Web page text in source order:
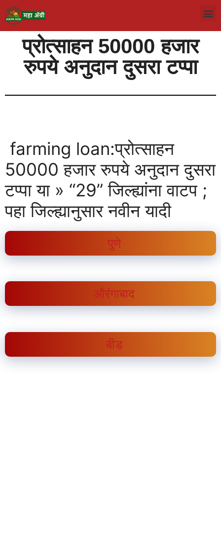
प्रोत्साहन 50000 हजार
रुपये अनुदान दुसरा टप्पा
farming loan:प्रोत्साहन
50000 हजार रुपये अनुदान दुसरा
टप्पा या » “29” जिल्ह्यांना वाटप ;
पहा जिल्ह्यानुसार नवीन यादी
पुणे
औरंगाबाद
बीड